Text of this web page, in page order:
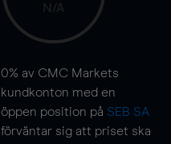
N/A
0% av CMC Markets
kundkonton med en
öppen position på SEB SA
förväntar sig att priset ska